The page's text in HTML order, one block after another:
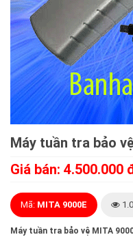
Máy tuần tra bảo
Giá bán: 4.500.000
Mã: MITA 9000E
Máy tuần tra bảo vệ MITA